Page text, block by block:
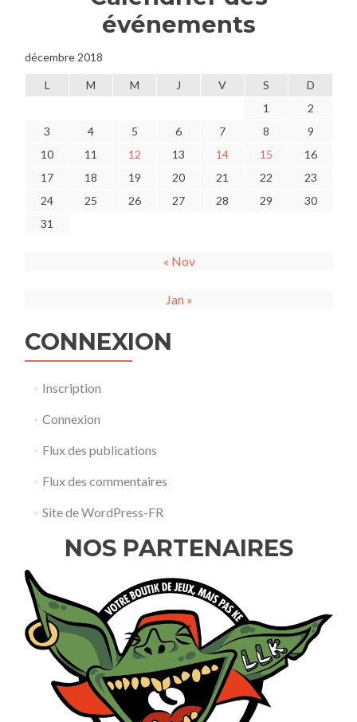
événements
décembre 2018
L M M J V S
D
1
2
3
4 5 6 7 8
9
10
11 12 13 14 15
16
17
18 19 20 21 22
23
24
25 26 27 28 29
30
31
« Nov
Jan »
CONNEXION
Inscription
Connexion
Flux des publications
Flux des commentaires
Site de WordPress-FR
NOS PARTENAIRES